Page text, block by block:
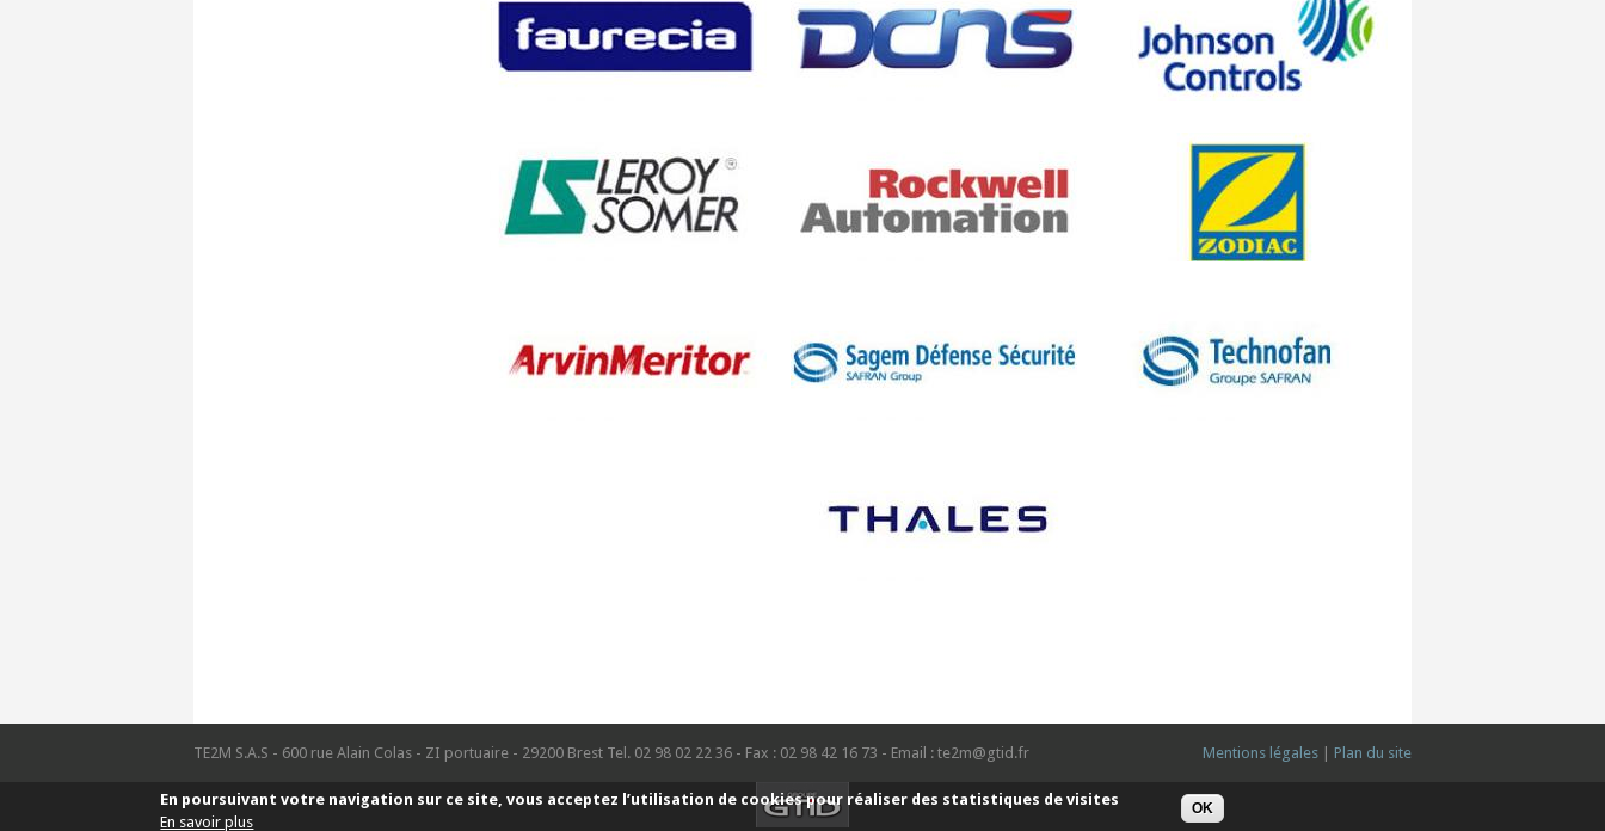
TE2M S.A.S - 600 rue Alain Colas - ZI portuaire - 29200 Brest Tel. 02 98 02 22 36 - Fax : 02 98 42 16 73 - Email : te2m@gtid.fr Mentions légales Plan du site
En poursuivant votre navigation sur ce site, vous acceptez l’utilisation de cookies pour réaliser des statistiques de visites
En savoir plus
OK